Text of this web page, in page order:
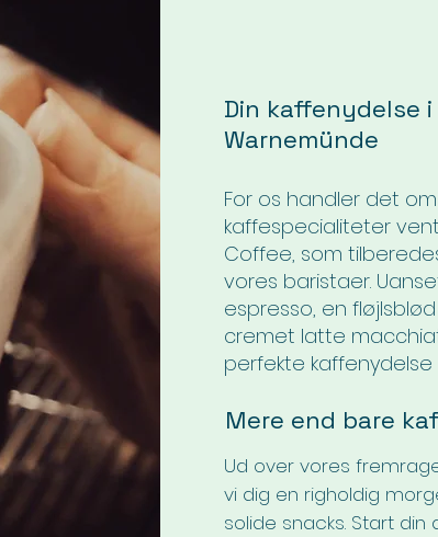
Din kaffenydelse
Warnemünde
For os handler det
kaffespecialiteter
Coffee, som
vores baristaer.
espresso, en
cremet latte
perfekte kaffenydelse
Mere end bare
Ud over vores
vi dig en righoldig
solide snacks. Start